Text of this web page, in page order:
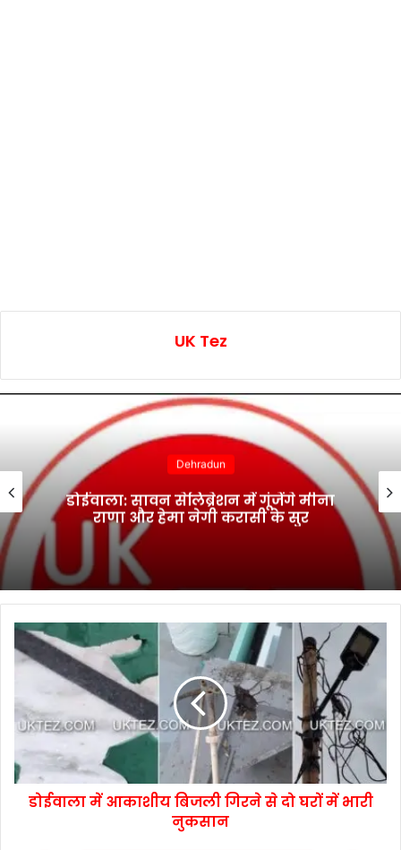
UK Tez
Dehradun
डोईवाला: सावन सेलिब्रेशन में गूंजेंगे मीना
राणा और हेमा नेगी करासी के सुर
डोईवाला में आकाशीय बिजली गिरने से दो घरों में भारी
नुकसान